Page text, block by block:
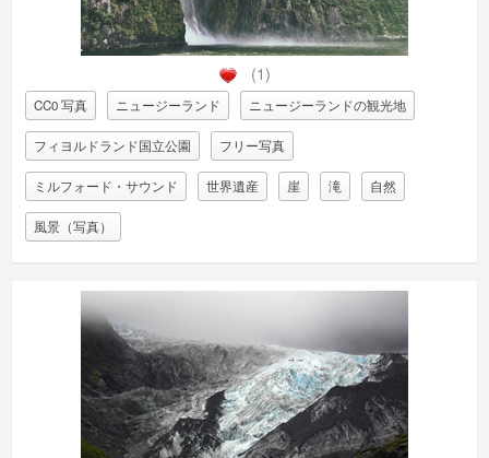
(1)
CC0 写真 ニュージーランド ニュージーランドの観光地
フィヨルドランド国立公園 フリー写真
ミルフォード・サウンド 世界遺産 崖 滝 自然
風景（写真）